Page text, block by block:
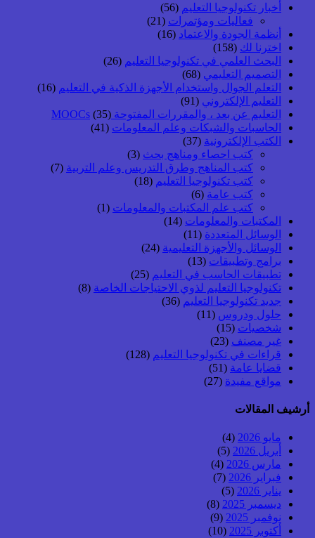
أخبار تكنولوجيا التعليم (56)
فعاليات ومؤتمرات (21)
أنظمة الجودة والاعتماد (16)
اخترنا لك (158)
البحث العلمي في تكنولوجيا التعليم (26)
التصميم التعليمي (68)
التعلم الجوال واستخدام الأجهزة الذكية في التعليم (16)
التعليم الإلكتروني (91)
التعليم عن بعد ، والمقررات المفتوحة MOOCs (35)
الحاسبات والشبكات وعلم المعلومات (41)
الكتب الإلكترونية (37)
كتب احصاء ومناهج بحث (3)
كتب المناهج وطرق التدريس وعلم التربية (7)
كتب تكنولوجيا التعليم (18)
كتب عامة (6)
كتب علم المكتبات والمعلومات (1)
المكتبات والمعلومات (14)
الوسائل المتعددة (11)
الوسائل والأجهزة التعليمية (24)
برامج وتطبيقات (13)
تطبيقات الحاسب في التعليم (25)
تكنولوجيا التعليم لذوي الاحتياجات الخاصة (8)
جديد تكنولوجيا التعليم (36)
حلول ودروس (11)
شخصيات (15)
غير مصنف (23)
قراءات في تكنولوجيا التعليم (128)
قضايا عامة (51)
مواقع مفيدة (27)
أرشيف المقالات
مايو 2026
(4)
أبريل 2026
(5)
مارس 2026
(4)
فبراير 2026
(7)
يناير 2026
(5)
ديسمبر 2025
(8)
نوفمبر 2025
(9)
أكتوبر 2025
(10)